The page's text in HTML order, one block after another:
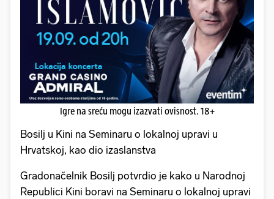
Igre na sreću mogu izazvati ovisnost. 18+
Bosilj u Kini na Seminaru o lokalnoj upravi u
Hrvatskoj, kao dio izaslanstva
Gradonačelnik Bosilj potvrdio je kako u Narodnoj
Republici Kini boravi na Seminaru o lokalnoj upravi